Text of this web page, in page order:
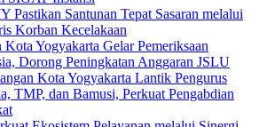
Pastikan Santunan Tepat Sasaran melalui
Korban Kecelakaan
Yogyakarta Gelar Pemeriksaan
Dorong Peningkatan Anggaran JSLU
Kota Yogyakarta Lantik Pengurus
TMP, dan Bamusi, Perkuat Pengabdian